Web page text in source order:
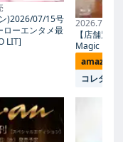
)2026/07/15号
ローエンタメ最
LIT]
2026.7.27
【店舗別
Magic
amazon
コレタメ